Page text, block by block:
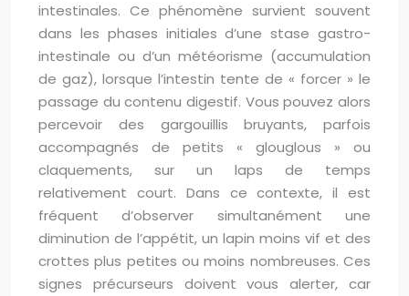
intestinales. Ce phénomène survient souvent
dans les phases initiales d’une stase gastro-
intestinale ou d’un météorisme (accumulation
de gaz), lorsque l’intestin tente de « forcer » le
passage du contenu digestif. Vous pouvez alors
percevoir des gargouillis bruyants, parfois
accompagnés de petits « glouglous » ou
claquements, sur un laps de temps
relativement court. Dans ce contexte, il est
fréquent d’observer simultanément une
diminution de l’appétit, un lapin moins vif et des
crottes plus petites ou moins nombreuses. Ces
signes précurseurs doivent vous alerter, car